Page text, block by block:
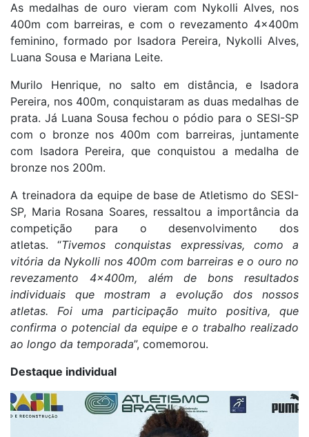
As medalhas de ouro vieram com Nykolli Alves, nos
400m com barreiras, e com o revezamento 4x400m
feminino, formado por Isadora Pereira, Nykolli Alves,
Luana Sousa e Mariana Leite.
Murilo Henrique, no salto em distância, e Isadora
Pereira, nos 400m, conquistaram as duas medalhas de
prata. Já Luana Sousa fechou o pódio para o SESI-SP
com o bronze nos 400m com barreiras, juntamente
com Isadora Pereira, que conquistou a medalha de
bronze nos 200m.
A treinadora da equipe de base de Atletismo do SESI-
SP, Maria Rosana Soares, ressaltou a importância da
competição para o desenvolvimento dos
atletas.
“Tivemos conquistas expressivas, como a
vitória da Nykolli nos 400m com barreiras e o ouro no
revezamento 4x400m, além de bons resultados
individuais que mostram a evolução dos nossos
atletas. Foi uma participação muito positiva, que
confirma o potencial da equipe e o trabalho realizado
ao longo da temporada”, comemorou.
Destaque individual